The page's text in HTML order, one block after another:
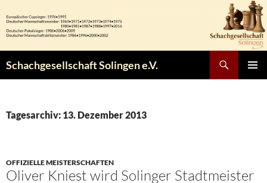
Inhalt
springen
Schachgesellschaft Solingen e.V.
Tagesarchiv: 13. Dezember 2013
OFFIZIELLE MEISTERSCHAFTEN
Oliver Kniest wird Solinger Stadtmeister